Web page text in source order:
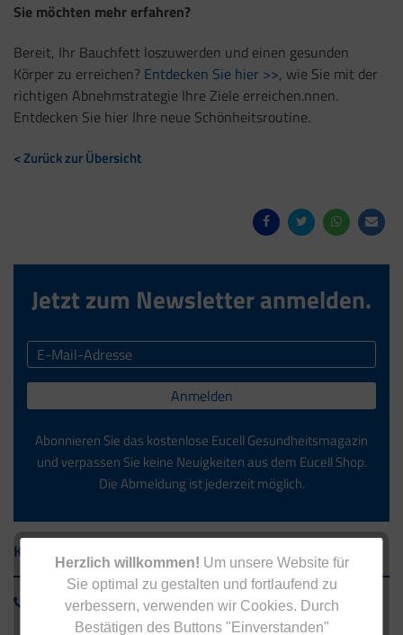
Herzlich willkommen! Um unsere Website für
Sie optimal zu gestalten und fortlaufend zu
verbessern, verwenden wir Cookies. Durch
Bestätigen des Buttons "Einverstanden"
Sie möchten mehr erfahren?
Bereit, Ihr Bauchfett loszuwerden und einen gesunden
Körper zu erreichen? Entdecken Sie hier >>, wie Sie mit der
richtigen Abnehmstrategie Ihre Ziele erreichen.nnen.
Entdecken Sie hier Ihre neue Schönheitsroutine.
< Zurück zur Übersicht
Jetzt zum Newsletter anmelden.
Anmelden
Abonnieren Sie das kostenlose Eucell Gesundheitsmagazin
und verpassen Sie keine Neuigkeiten aus dem Eucell Shop.
Die Abmeldung ist jederzeit möglich.
Kontakt
0800 - 1 38 23 55